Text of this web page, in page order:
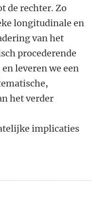
de rechter. Zo
longitudinale en
van het
procederende
leveren we een
het verder
implicaties
Mastodon